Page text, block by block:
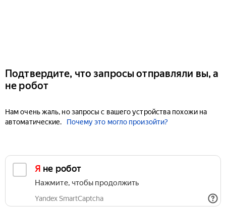
Подтвердите, что запросы отправляли вы, а
не робот
Нам очень жаль, но запросы с вашего устройства похожи на
автоматические.
Почему это могло произойти?
Я не робот
Нажмите, чтобы продолжить
Yandex SmartCaptcha